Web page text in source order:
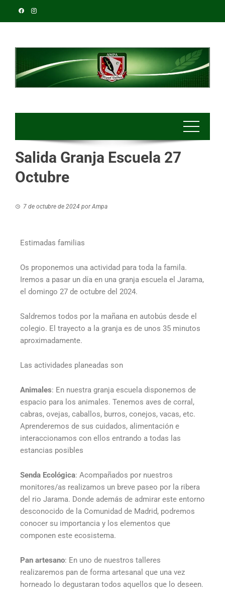
Salida Granja Escuela 27
Octubre
7 de octubre de 2024 porAmpa
Estimadas familias
Os proponemos una actividad para toda la famila.
Iremos a pasar un día en una granja escuela el Jarama,
el domingo 27 de octubre del 2024.
Saldremos todos por la mañana en autobús desde el
colegio. El trayecto a la granja es de unos 35 minutos
aproximadamente.
Las actividades planeadas son
Animales: En nuestra granja escuela disponemos de
espacio para los animales. Tenemos aves de corral,
cabras, ovejas, caballos, burros, conejos, vacas, etc.
Aprenderemos de sus cuidados, alimentación e
interaccionamos con ellos entrando a todas las
estancias posibles
Senda Ecológica: Acompañados por nuestros
monitores/as realizamos un breve paseo por la ribera
del rio Jarama. Donde además de admirar este entorno
desconocido de la Comunidad de Madrid, podremos
conocer su importancia y los elementos que
componen este ecosistema.
Pan artesano: En uno de nuestros talleres
realizaremos pan de forma artesanal que una vez
horneado lo degustaran todos aquellos que lo deseen.